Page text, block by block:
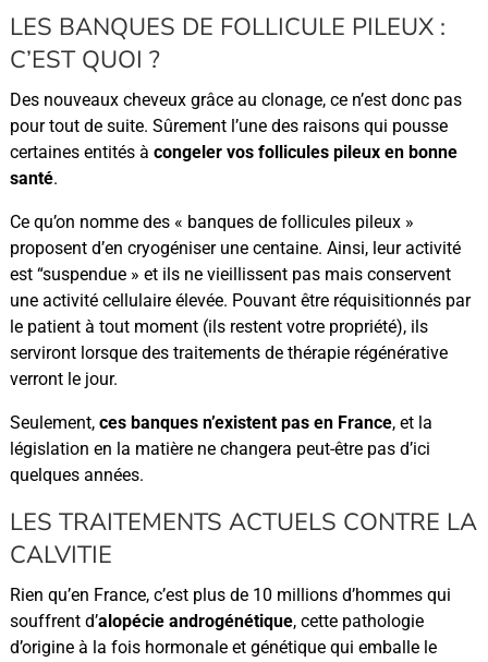
LES BANQUES DE FOLLICULE PILEUX :
C’EST QUOI ?
Des nouveaux cheveux grâce au clonage, ce n’est donc pas
pour tout de suite. Sûrement l’une des raisons qui pousse
certaines entités à congeler vos follicules pileux en bonne
santé.
Ce qu’on nomme des « banques de follicules pileux »
proposent d’en cryogéniser une centaine. Ainsi, leur activité
est “suspendue » et ils ne vieillissent pas mais conservent
une activité cellulaire élevée. Pouvant être réquisitionnés par
le patient à tout moment (ils restent votre propriété), ils
serviront lorsque des traitements de thérapie régénérative
verront le jour.
Seulement, ces banques n’existent pas en France, et la
législation en la matière ne changera peut-être pas d’ici
quelques années.
LES TRAITEMENTS ACTUELS CONTRE LA
CALVITIE
Rien qu’en France, c’est plus de 10 millions d’hommes qui
souffrent d’alopécie androgénétique, cette pathologie
d’origine à la fois hormonale et génétique qui emballe le